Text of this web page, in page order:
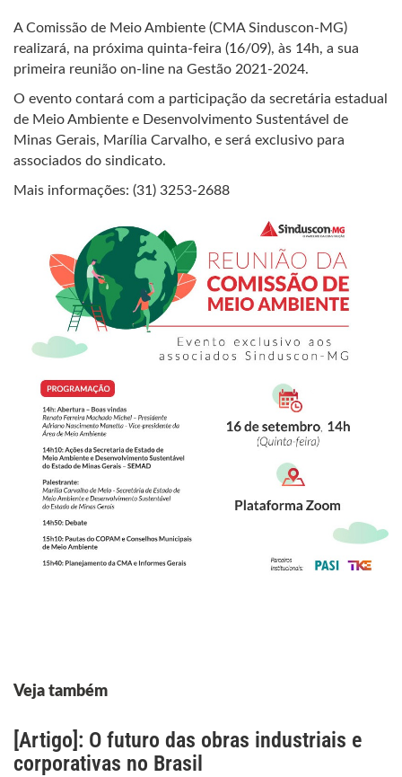
A Comissão de Meio Ambiente (CMA Sinduscon-MG)
realizará, na próxima quinta-feira (16/09), às 14h, a sua
primeira reunião on-line na Gestão 2021-2024.
O evento contará com a participação da secretária estadual
de Meio Ambiente e Desenvolvimento Sustentável de
Minas Gerais, Marília Carvalho, e será exclusivo para
associados do sindicato.
Mais informações: (31) 3253-2688
Veja também
[Artigo]: O futuro das obras industriais e
corporativas no Brasil